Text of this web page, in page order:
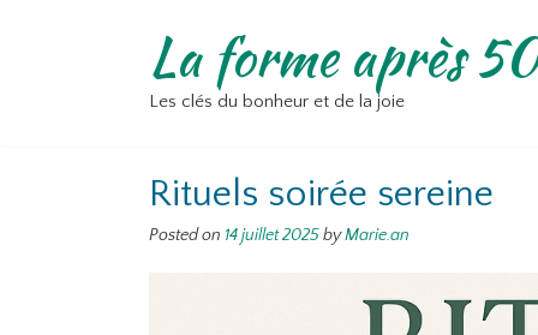
La forme après
Les clés du bonheur et de la joie
Rituels soirée sereine
Posted on 14 juillet 2025byMarie.an